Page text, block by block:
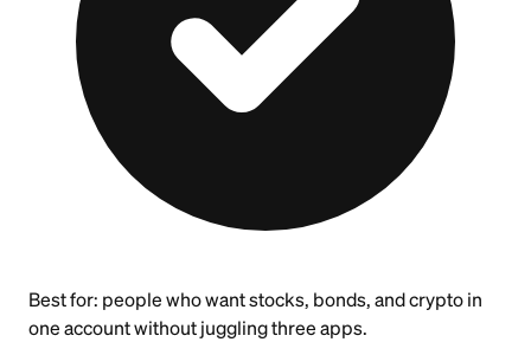
Best for: people who want stocks, bonds, and crypto in
one account without juggling three apps.